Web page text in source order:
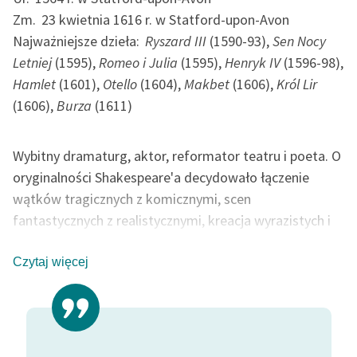
Zasady wykorzystania
Wolnych Lektur
Logotypy
Materiały promocyjne
Polityka prywatności
Regulamin biblioteki
Dane fundacji i
sprawozdania finansowe
Regulamin darowizn
Informacja o treściach
wrażliwych
SCENA PIĄTA
AKT PIĄTY
SCENA PIERWSZA
SCENA DRUGA
SCENA TRZECIA
Zm. 23 kwietnia 1616 r. w Statford-upon-Avon
Najważniejsze dzieła: Ryszard III (1590-93),Sen Nocy
Letniej(1595),Romeo i Julia (1595),Henryk IV(1596-98),
Hamlet (1601), Otello (1604),Makbet (1606),Król Lir
(1606),Burza (1611)
Wybitny dramaturg, aktor, reformator teatru i poeta. O
oryginalności Shakespeare'a decydowało łączenie
wątków tragicznych z komicznymi, scen
fantastycznych z realistycznymi, kreacja wyrazistych i
do kanonicznego języka kultury europejskiej, wreszcie
poetycka zręczność, filozoficzna głębia i przystępności
tekstów. Autor około 200 utworów, przetłumaczonych
na najważniejsze języki nowożytne i inscenizowanych
Czytaj więcej